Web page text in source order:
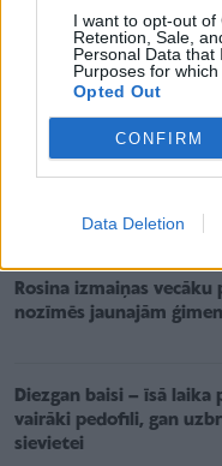
I want to opt-out of
Retention, Sale,
Personal Data that
Purposes for which
Opted Out
CONFIRM
Data Deletion
MAZUĻA PLĀNOŠANA
Vai iespējams ieplānot
viedoklis
Rosina izmaiņas
nozīmēs jaunajām
Diezgan baisi – īsā
vairāki pedofili, gan
sievietei